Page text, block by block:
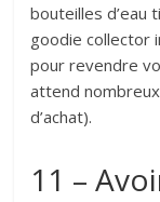
bouteilles d’eau
goodie collector
pour revendre
attend
d’achat).
11 –